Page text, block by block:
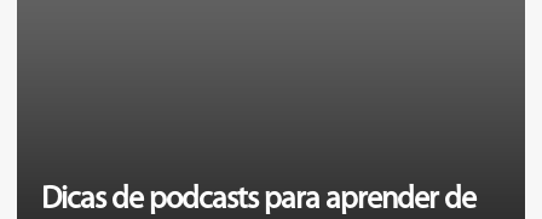
Dicas de podcasts para aprender de